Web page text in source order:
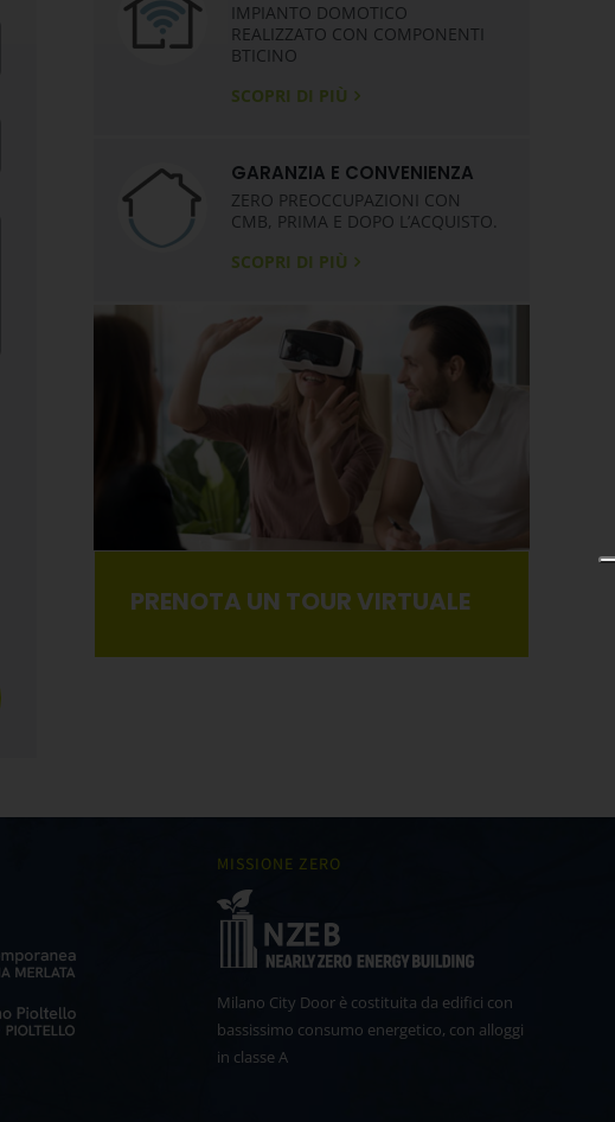
IMPIANTO DOMOTICO
REALIZZATO CON COMPONENTI
BTICINO
SCOPRI DI PIÙ
GARANZIA E CONVENIENZA
ZERO PREOCCUPAZIONI CON
CMB, PRIMA E DOPO L’ACQUISTO.
SCOPRI DI PIÙ
PRENOTA UN TOUR VIRTUALE
MISSIONE ZERO
Milano City Door è costituita da edifici con
bassissimo consumo energetico, con alloggi
in classe A